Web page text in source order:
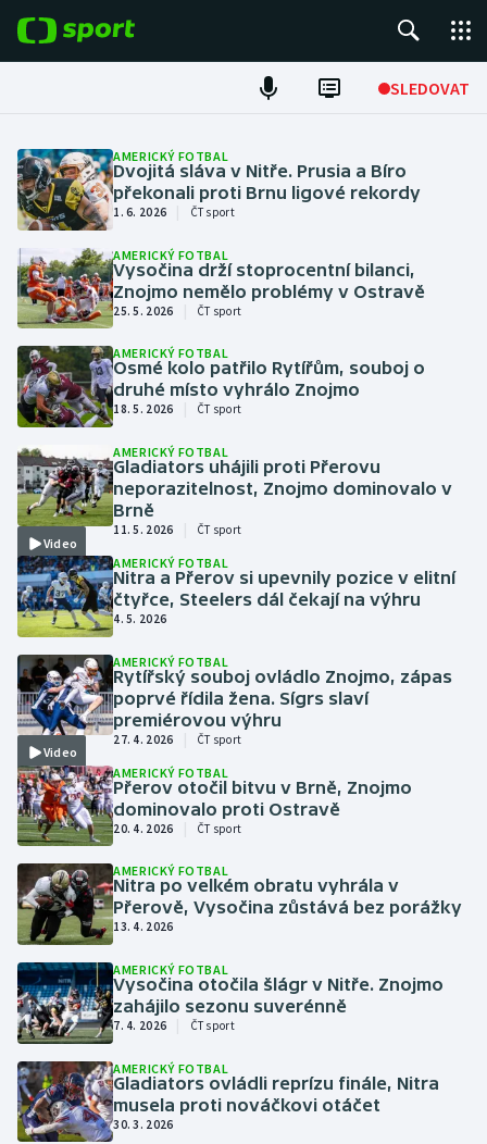
SLEDOVAT
Hokej
Atletika
Cyklistika
DALŠÍ SPORTY
Americký fotbal
Baseball a softbal
Basketbal
Biatlon
Boby a skeleton
Box
Curling
Dostihy
Florbal
Futsal
Golf
Gymnastika
Házená
Jezdectví
NEPŘEHLÉDNĚTE
Soutěže
Historické návraty
Aplikace ČT sport
AZ kvíz
AMERICKÝ FOTBAL
Dvojitá sláva v Nitře. Prusia a Bíro
překonali proti Brnu ligové rekordy
1. 6. 2026 ČT sport
AMERICKÝ FOTBAL
Vysočina drží stoprocentní bilanci,
Znojmo nemělo problémy v Ostravě
25. 5. 2026 ČT sport
AMERICKÝ FOTBAL
Osmé kolo patřilo Rytířům, souboj o
druhé místo vyhrálo Znojmo
18. 5. 2026 ČT sport
Video
AMERICKÝ FOTBAL
Gladiators uhájili proti Přerovu
neporazitelnost, Znojmo dominovalo v
Brně
11. 5. 2026 ČT sport
AMERICKÝ FOTBAL
Nitra a Přerov si upevnily pozice v elitní
čtyřce, Steelers dál čekají na výhru
4. 5. 2026
Video
AMERICKÝ FOTBAL
Rytířský souboj ovládlo Znojmo, zápas
poprvé řídila žena. Sígrs slaví
premiérovou výhru
27. 4. 2026 ČT sport
AMERICKÝ FOTBAL
Přerov otočil bitvu v Brně, Znojmo
dominovalo proti Ostravě
20. 4. 2026 ČT sport
AMERICKÝ FOTBAL
Nitra po velkém obratu vyhrála v
Přerově, Vysočina zůstává bez porážky
13. 4. 2026
AMERICKÝ FOTBAL
Vysočina otočila šlágr v Nitře. Znojmo
zahájilo sezonu suverénně
7. 4. 2026 ČT sport
AMERICKÝ FOTBAL
Gladiators ovládli reprízu finále, Nitra
musela proti nováčkovi otáčet
30. 3. 2026